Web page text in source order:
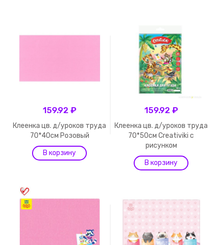
159.92 ₽
Клеенка цв. д/уроков труда
70*40см Розовый
159.92 ₽
Клеенка цв. д/уроков труда
70*50см Creativiki с
рисунком